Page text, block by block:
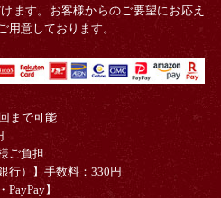
ます。お客様からのご要望にお応え
用意しております。
まで可能
ご負担
行）】手数料：330円
】